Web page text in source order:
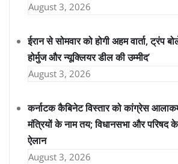
August 3, 2026
ईरान से सोमवार को होगी अहम वार्ता, ट्रंप
होर्मुज और न्यूक्लियर डील की उम्मीद’
August 3, 2026
कर्नाटक कैबिनेट विस्तार को कांग्रेस
मंत्रियों के नाम तय; विधानसभा और परिषद के
ऐलान
August 3, 2026